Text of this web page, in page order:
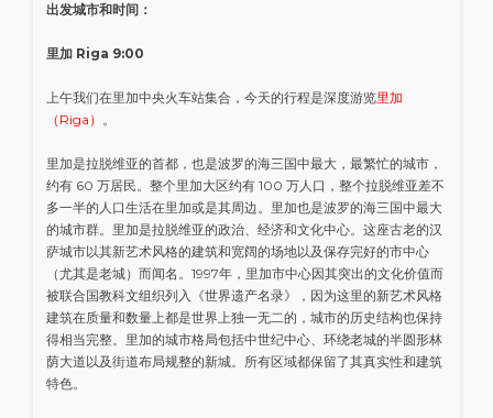
出发城市和时间：
里加 Riga 9:00
上午我们在里加中央火车站集合，今天的行程是深度游览里加
（Riga） 。
里加是拉脱维亚的首都，也是波罗的海三国中最大，最繁忙的城市，
约有 60 万居民。整个里加大区约有 100 万人口，整个拉脱维亚差不
多一半的人口生活在里加或是其周边。里加也是波罗的海三国中最大
的城市群。里加是拉脱维亚的政治、经济和文化中心。这座古老的汉
萨城市以其新艺术风格的建筑和宽阔的场地以及保存完好的市中心
（尤其是老城）而闻名。1997年，里加市中心因其突出的文化价值而
被联合国教科文组织列入《世界遗产名录》，因为这里的新艺术风格
建筑在质量和数量上都是世界上独一无二的，城市的历史结构也保持
得相当完整。里加的城市格局包括中世纪中心、环绕老城的半圆形林
荫大道以及街道布局规整的新城。所有区域都保留了其真实性和建筑
特色。